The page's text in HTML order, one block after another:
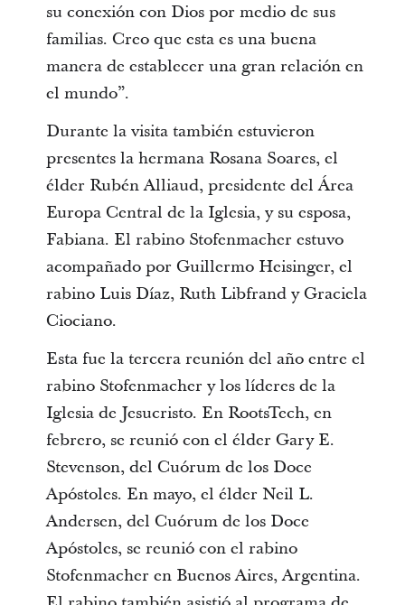
su conexión con Dios por medio de sus
familias. Creo que esta es una buena
manera de establecer una gran relación en
el mundo”.
Durante la visita también estuvieron
presentes la hermana Rosana Soares, el
élder Rubén Alliaud, presidente del Área
Europa Central de la Iglesia, y su esposa,
Fabiana. El rabino Stofenmacher estuvo
acompañado por Guillermo Heisinger, el
rabino Luis Díaz, Ruth Libfrand y Graciela
Ciociano.
Esta fue la tercera reunión del año entre el
rabino Stofenmacher y los líderes de la
Iglesia de Jesucristo. En RootsTech, en
febrero, se reunió con el élder Gary E.
Stevenson, del Cuórum de los Doce
Apóstoles. En mayo, el élder Neil L.
Andersen, del Cuórum de los Doce
Apóstoles, se reunió con el rabino
Stofenmacher en Buenos Aires, Argentina.